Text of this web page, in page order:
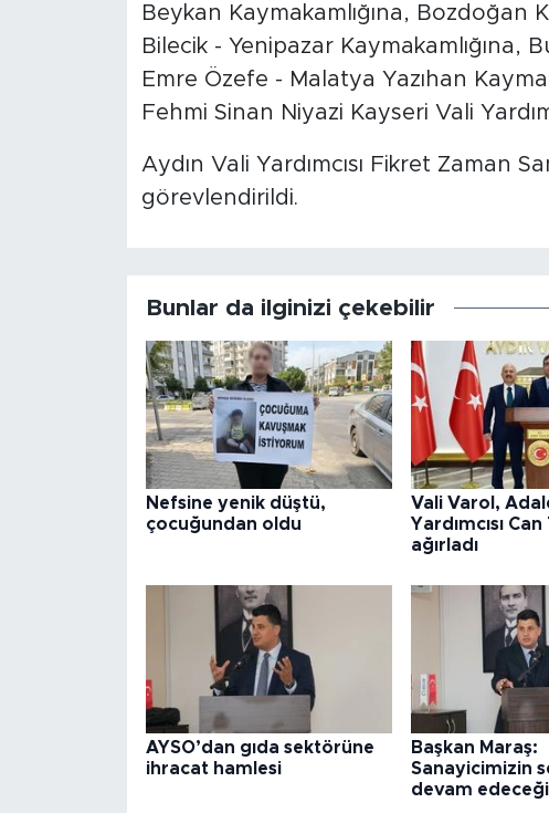
Beykan Kaymakamlığına, Bozdoğan
Bilecik - Yenipazar Kaymakamlığına,
Emre Özefe - Malatya Yazıhan
Fehmi Sinan Niyazi Kayseri Vali
Aydın Vali Yardımcısı Fikret Zaman
görevlendirildi.
Bunlar da ilginizi çekebilir
Nefsine yenik düştü,
çocuğundan oldu
Vali Varol,
Yardımcısı
ağırladı
AYSO’dan gıda sektörüne
ihracat hamlesi
Başkan Maraş:
Sanayicimizin
devam